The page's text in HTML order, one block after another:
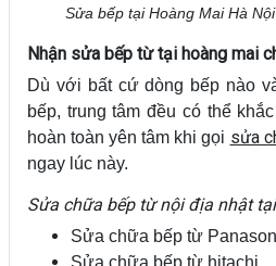
Sửa bếp tại Hoàng Mai Hà
Nhận sửa bếp từ tại hoàng mai
Dù với bất cứ dòng bếp nào
bếp, trung tâm đều có thể
hoàn toàn yên tâm khi gọi sửa
ngay lúc này.
Sửa chữa bếp từ nội địa nhật
Sửa chữa bếp từ
Sửa chữa bếp từ hitachi